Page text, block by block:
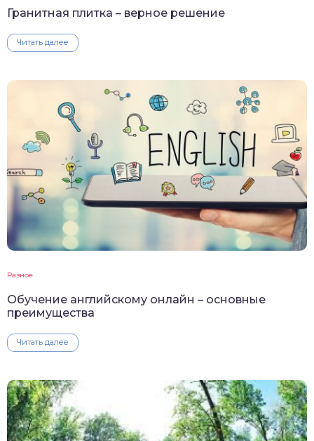
Гранитная плитка – верное решение
Читать далее
Разное
Обучение английскому онлайн – основные
преимущества
Читать далее